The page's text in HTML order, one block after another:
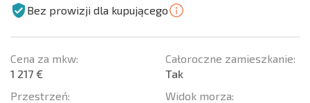
Bez prowizji dla kupującego
Cena za mkw:
1 217 €
Przestrzeń:
Całoroczne zamieszkanie:
Tak
Widok morza: